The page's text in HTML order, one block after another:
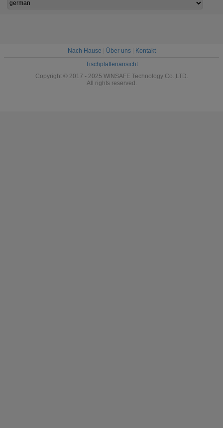
Nach Hause Über uns|
Kontakt
Tischplattenansicht
Copyright © 2017 - 2025 WINSAFE Technology Co.,LTD.
All rights reserved.